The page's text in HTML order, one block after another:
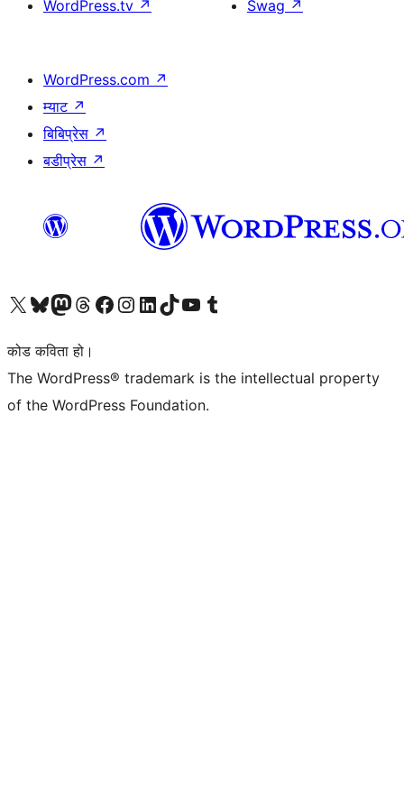
WordPress.tv ↗
Swag ↗
WordPress.com ↗
म्याट ↗
बिबिप्रेस ↗
बडीप्रेस ↗
हाम्रो X (पहिले ट्विटर) खातामा जानुहोस्
हाम्रो Bluesky खाता भ्रमण गर्नुहोस्
हाम्रो म्यास्टोडन खाता भ्रमण गर्नुहोस्
हाम्रो थ्रेड्स खातामा जानुहोस्
हाम्रो फेसबुक पेजमा जानुहोस्
हाम्रो इन्स्टाग्राम खातामा जानुहोस्
हाम्रो लिङ्क्डइन खातामा जानुहोस्
हाम्रो TikTok खाता भ्रमण गर्नुहोस्
हाम्रो युट्युब च्यानलमा जानुहोस्
हाम्रो टम्बलर खाता भ्रमण गर्नुहोस्
कोड कविता हो।
The WordPress® trademark is the intellectual property
of the WordPress Foundation.